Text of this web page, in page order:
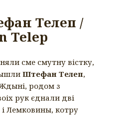
Телеп /
Telep
сме смутну вістку,
Штефан Телеп,
Ждыні, родом з
рук єднали дві
Лемковины, котру